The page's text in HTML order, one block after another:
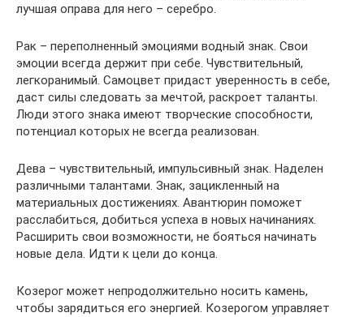
лучшая оправа для него – серебро.
Рак – переполненный эмоциями водный знак. Свои
эмоции всегда держит при себе. Чувствительный,
легкоранимый. Самоцвет придаст уверенность в себе,
даст силы следовать за мечтой, раскроет таланты.
Люди этого знака имеют творческие способности,
потенциал которых не всегда реализован.
Дева – чувствительный, импульсивный знак. Наделен
различными талантами. Знак, зацикленный на
материальных достижениях. Авантюрин поможет
расслабиться, добиться успеха в новых начинаниях.
Расширить свои возможности, не бояться начинать
новые дела. Идти к цели до конца.
Козерог может непродолжительно носить камень,
чтобы зарядиться его энергией. Козерогом управляет